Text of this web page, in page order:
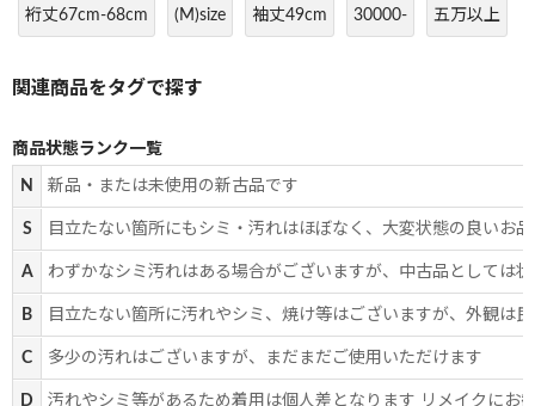
裄丈67cm-68cm (M)size 袖丈49cm 30000- 五万以上
商品状態ランク一覧
N 新品・または未使用の新古品です
S 目立たない箇所にもシミ・汚れはほぼなく、大変状態の良いお
A わずかなシミ汚れはある場合がございますが、中古品としては
B 目立たない箇所に汚れやシミ、焼け等はございますが、外観は
C 多少の汚れはございますが、まだまだご使用いただけます
D 汚れやシミ等があるため着用は個人差となります リメイクにお